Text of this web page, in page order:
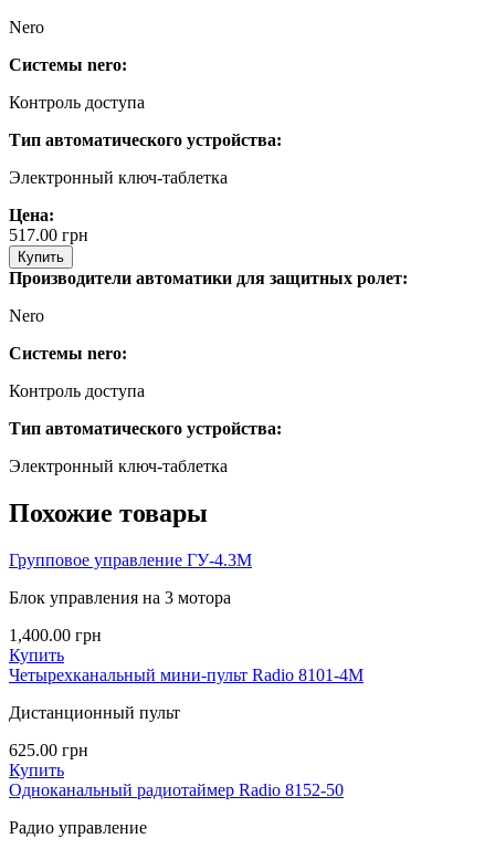
Nero
Системы nero:
Контроль доступа
Тип автоматического устройства:
Электронный ключ-таблетка
Цена:
517.00 грн
Купить
Производители автоматики для защитных ролет:
Nero
Системы nero:
Контроль доступа
Тип автоматического устройства:
Электронный ключ-таблетка
Похожие товары
Групповое управление ГУ-4.3М
Блок управления на 3 мотора
1,400.00 грн
Купить
Четырехканальный мини-пульт Radio 8101-4M
Дистанционный пульт
625.00 грн
Купить
Одноканальный радиотаймер Radio 8152-50
Радио управление